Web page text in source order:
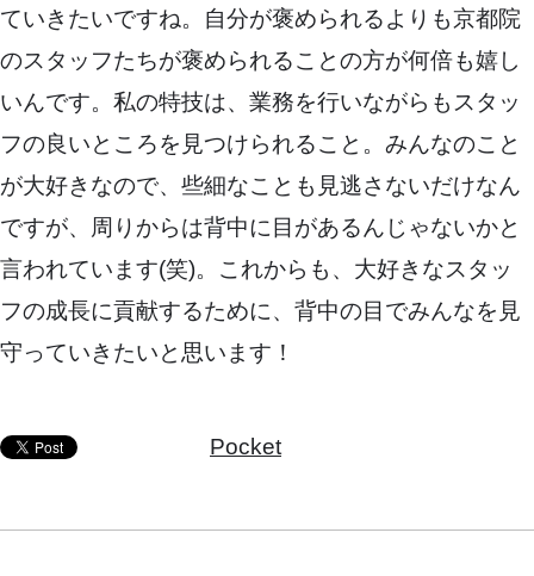
ていきたいですね。自分が褒められるよりも京都院
のスタッフたちが褒められることの方が何倍も嬉し
いんです。私の特技は、業務を行いながらもスタッ
フの良いところを見つけられること。みんなのこと
が大好きなので、些細なことも見逃さないだけなん
ですが、周りからは背中に目があるんじゃないかと
言われています(笑)。これからも、大好きなスタッ
フの成長に貢献するために、背中の目でみんなを見
守っていきたいと思います！
Pocket